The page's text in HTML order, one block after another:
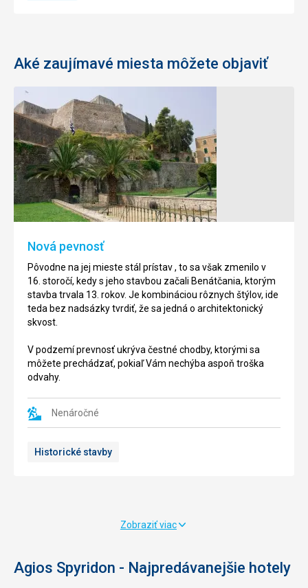
Aké zaujímavé miesta môžete objaviť
Nová pevnosť
Pôvodne na jej mieste stál prístav , to sa však zmenilo v
16. storočí, kedy s jeho stavbou začali Benátčania, ktorým
stavba trvala 13. rokov. Je kombináciou rôznych štýlov, ide
teda bez nadsázky tvrdiť, že sa jedná o architektonický
skvost.
V podzemí prevnosť ukrýva čestné chodby, ktorými sa
môžete prechádzať, pokiaľ Vám nechýba aspoň troška
odvahy.
Nenáročné
Historické stavby
Kláštor
Paleokastritsa
Na
zelenom
kopci
na
pláži
strane
Korfu,
veľký
kláštor
Pane
Márii
Paleokastritsa.
Kláštor
dominuje
celému
postavený
a
more.
Myší
ostrov
Naozaj
malý
zelený
ostrov
patrí
najfotografovanejším
Korfu,
predovšetkým
kvôli
veľkosti.
ploche
ostrova
nachádza
myší
ostrov
Zobraziť viac
Agios Spyridon - Najpredávanejšie hotely